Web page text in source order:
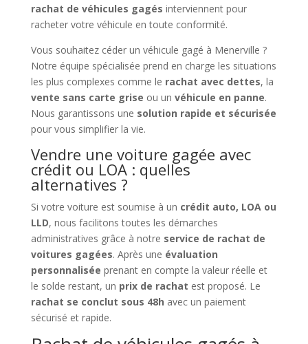
rachat de véhicules gagés interviennent pour
racheter votre véhicule en toute conformité.
Vous souhaitez céder un véhicule gagé à Menerville ?
Notre équipe spécialisée prend en charge les situations
les plus complexes comme le rachat avec dettes, la
vente sans carte grise ou un véhicule en panne.
Nous garantissons une solution rapide et sécurisée
pour vous simplifier la vie.
Vendre une voiture gagée avec
crédit ou LOA : quelles
alternatives ?
Si votre voiture est soumise à un crédit auto, LOA ou
LLD, nous facilitons toutes les démarches
administratives grâce à notre service de rachat de
voitures gagées. Après une évaluation
personnalisée prenant en compte la valeur réelle et
le solde restant, un prix de rachat est proposé. Le
rachat se conclut sous 48h avec un paiement
sécurisé et rapide.